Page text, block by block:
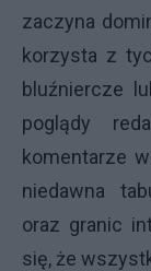
zaczyna
korzysta z
bluźniercze
poglądy
komentarze
niedawna
oraz granic
się, że